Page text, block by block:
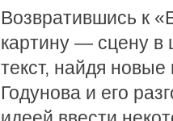
Возвратившись к
картину — сцену в
текст, найдя
Годунова и его